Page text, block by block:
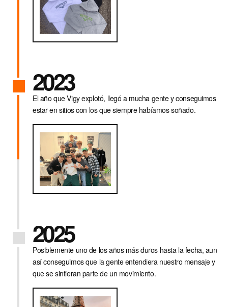
NL · € — NETHERLANDS
PL · ZŁ — POLAND
SK · € — SLOVAKIA
SI · € — SLOVENIA
SE · KR — SWEDEN
GB · £ — UNITED KINGDOM
US · $ — UNITED STATES
2023
El año que Vigy explotó, llegó a mucha gente y conseguimos
estar en sitios con los que siempre habíamos soñado.
2025
Posiblemente uno de los años más duros hasta la fecha, aun
así conseguimos que la gente entendiera nuestro mensaje y
que se sintieran parte de un movimiento.